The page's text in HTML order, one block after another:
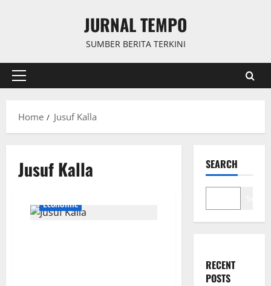
JURNAL TEMPO
SUMBER BERITA TERKINI
Primary
Home
Jusuf Kalla
Jusuf Kalla
Economic
SEARCH
RECENT
POSTS